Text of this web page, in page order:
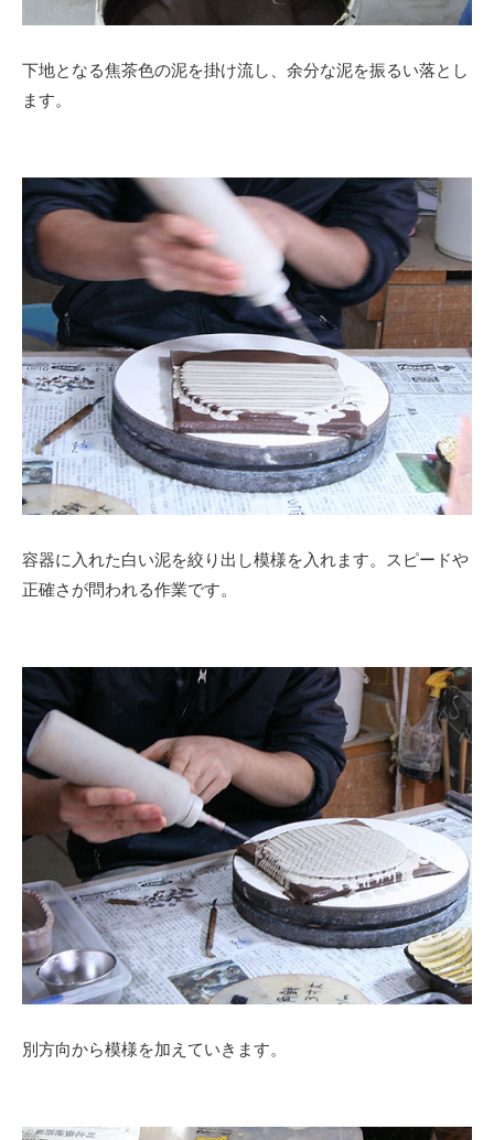
下地となる焦茶色の泥を掛け流し、余分な泥を振るい落とし
ます。
容器に入れた白い泥を絞り出し模様を入れます。スピードや
正確さが問われる作業です。
別方向から模様を加えていきます。